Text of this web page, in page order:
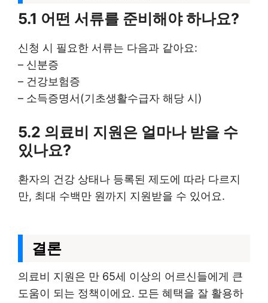
5.1 어떤 서류를 준비해야 하나요?
신청 시 필요한 서류는 다음과 같아요:
– 신분증
– 건강보험증
– 소득증명서(기초생활수급자 해당 시)
5.2 의료비 지원은 얼마나 받을 수
있나요?
환자의 건강 상태나 등록된 제도에 따라 다르지
만, 최대 수백만 원까지 지원받을 수 있어요.
결론
의료비 지원은 만 65세 이상의 어르신들에게 큰
도움이 되는 정책이에요. 모든 혜택을 잘 활용하